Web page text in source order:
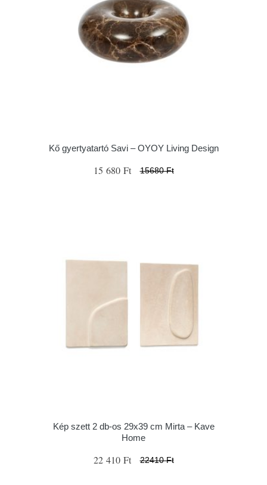
Kő gyertyatartó Savi – OYOY Living Design
15 680 Ft 15680 Ft
Kép szett 2 db-os 29x39 cm Mirta – Kave
Home
22 410 Ft 22410 Ft